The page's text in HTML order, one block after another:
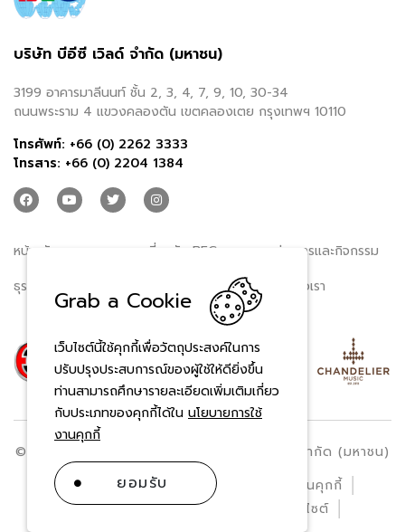
Grab a Cookie
เว็บไซต์นี้ใช้คุกกี้เพื่อวัตถุประสงค์ในการ
ปรับปรุงประสบการณ์ของผู้ใช้ให้ดียิ่งขึ้น
ท่านสามารถศึกษารายละเอียดเพิ่มเติมเกี่ยว
กับประเภทของคุกกี้ได้ใน นโยบายการใช้
งานคุกกี้
ยอมรับ
บริษัท บีอีซี เวิลด์ จำกัด (มหาชน)
3199 อาคารมาลีนนท์ ชั้น 2, 3, 4, 7, 9, 10, 30-34
ถนนพระราม 4 แขวงคลองตัน เขตคลองเตย กรุงเทพฯ 10110
โทรศัพท์: +66 (0) 2262 3333
โทรสาร: +66 (0) 2204 1384
หน้าหลัก
ธุรกิจของเรา
เกี่ยวกับ BEC
นักลงทุนสัมพันธ์
ข่าวสารและกิจกรรม
ติดต่อเรา
© สงวนลิขสิทธิ์ พ.ศ. 2569 บริษัท บีอีซี เวิลด์ จำกัด (มหาชน)
ข้อกำหนดและเงื่อนไข
นโยบายการใช้งานคุกกี้
ประกาศความเป็นส่วนตัว
แผนผังเว็บไซต์